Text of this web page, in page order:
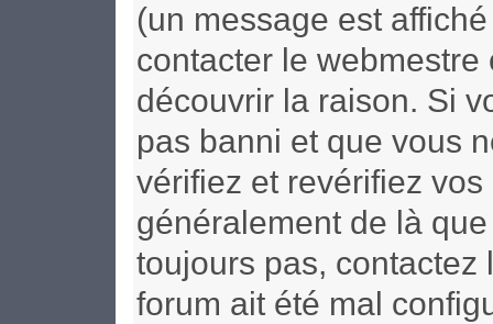
(un message est
contacter le
découvrir la raison. Si
pas banni et que vous
vérifiez et revérifiez
généralement de là
toujours pas, contactez
forum ait été mal